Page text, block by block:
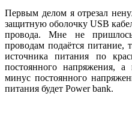
Первым делом я отрезал
защитную оболочку USB
провода. Мне не
проводам подаётся питание,
источника питания по
постоянного напряжения,
минус постоянного
питания будет Power bank.